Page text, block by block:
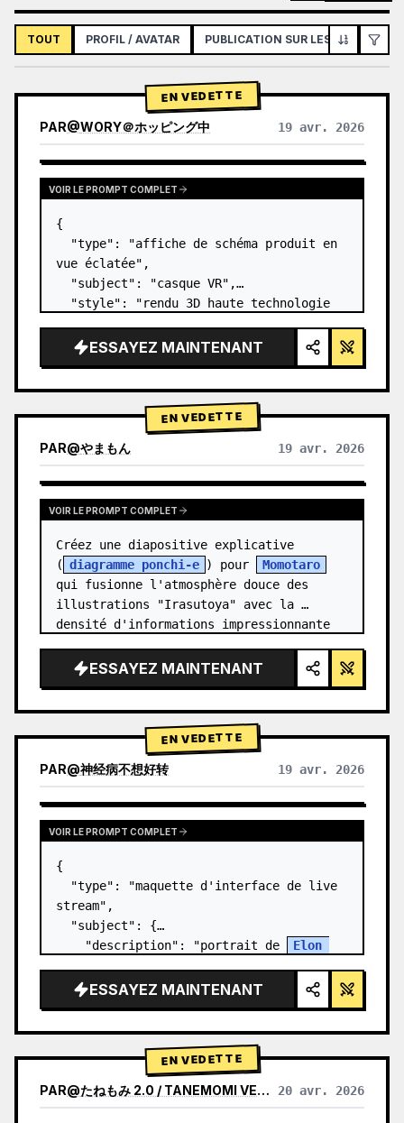
TOUT PROFIL / AVATAR PUBLICATION SUR LES RÉSEAUX
EN VEDETTE
PAR@WORY＠ホッピング中 19 avr. 2026
VOIR LE PROMPT COMPLET
{
  "type": "affiche de schéma produit en
vue éclatée",
  "subject": "casque VR",
  "style": "rendu 3D haute technologie
lumineux",
  "background": "{argument
default=\"dégradé doux de violet et de
ble…
ESSAYEZ MAINTENANT
EN VEDETTE
PAR@やまもん 19 avr. 2026
VOIR LES RÉSULTATS D'AUTRES MODÈLES
VOIR LE PROMPT COMPLET
Créez une diapositive explicative
( diagramme ponchi-e ) pour
Momotaro
qui fusionne l'atmosphère douce des
illustrations "Irasutoya" avec la
densité d'informations impressionnante
ESSAYEZ MAINTENANT
EN VEDETTE
PAR@神经病不想好转 19 avr. 2026
VOIR LE PROMPT COMPLET
{
  "type": "maquette d'interface de live
stream",
  "subject": {
    "description": "portrait de
Elon
avec un graphique technique blanc",
    "background": "le côté gauche affic…
ESSAYEZ MAINTENANT
EN VEDETTE
PAR@たねもみ 2.0 / TANEMOMI VER2.0 20 avr. 2026